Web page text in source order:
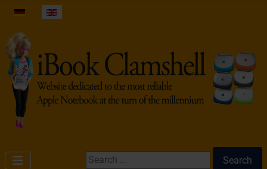
Select your language
Search ...
Search